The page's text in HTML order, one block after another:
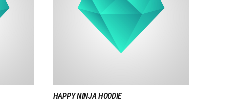
HAPPY NINJA HOODIE